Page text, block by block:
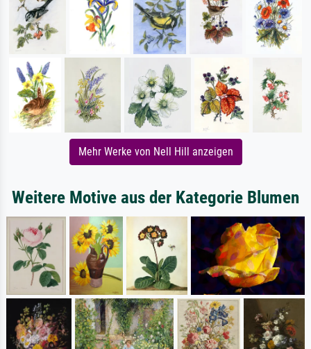
Mehr Werke von Nell Hill anzeigen
Weitere Motive aus der Kategorie Blumen